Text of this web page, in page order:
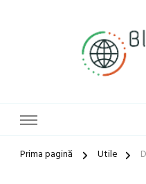
Prima pagină Utile